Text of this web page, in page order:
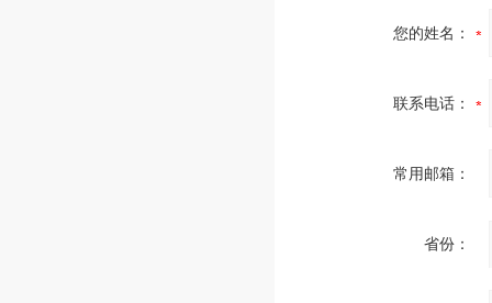
您的姓名：
联系电话：
常用邮箱：
省份：